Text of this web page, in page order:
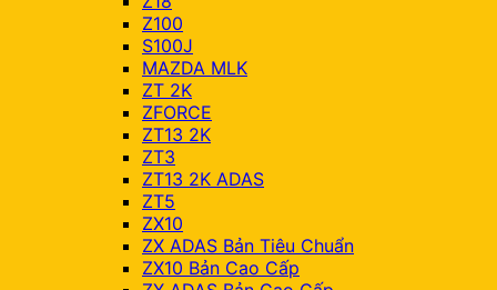
Z100
S100J
MAZDA MLK
ZT 2K
ZFORCE
ZT13 2K
ZT3
ZT13 2K ADAS
ZT5
ZX10
ZX ADAS Bản Tiêu Chuẩn
ZX10 Bản Cao Cấp